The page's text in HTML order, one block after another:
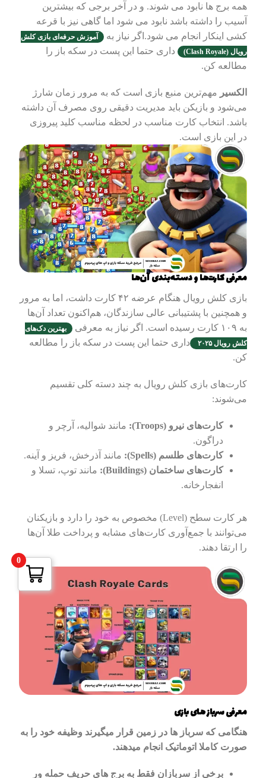
همه برج ها نابود می شوند. و در آخر برجی که بیشترین
آسیب را داشته باشد نابود می شود اما گاهی نیز با قرعه
کشی اینکار انجام می شود.اگر نیاز به
آموزش حرفه‌ای بازی کلش
رویال (Clash Royale)
داری حتما این پست در سکه باز را
مطالعه کن.
الکسیر مهم‌ترین منبع بازی است که به مرور زمان شارژ
می‌شود و بازیکن باید مدیریت دقیقی روی مصرف آن داشته
باشد. انتخاب کارت مناسب در لحظه مناسب کلید پیروزی
در این بازی است.
معرفی کارت‌ها و دسته‌بندی آن‌ها
بازی کلش رویال هنگام عرضه ۴۲ کارت داشت، اما به مرور
و همچنین با پشتیبانی عالی سازندگان، هم‌اکنون تعداد آن‌ها
به ۱۰۹ کارت رسیده است. اگر نیاز به معرفی
بهترین دک‌های
کلش رویال ۲۰۲۵
داری حتما این پست در سکه باز را مطالعه
کن.
کارت‌های بازی کلش رویال به چند دسته کلی تقسیم
می‌شوند:
کارت‌های نیرو (Troops):
مانند شوالیه، آرچر و
دراگون.
کارت‌های طلسم (Spells):
مانند آذرخش، فریز و آینه.
کارت‌های ساختمان (Buildings):
مانند توپ، تسلا و
انفجارخانه.
هر کارت سطح (Level) مخصوص به خود را دارد و بازیکنان
می‌توانند با جمع‌آوری کارت‌های مشابه و پرداخت طلا آن‌ها
را ارتقا دهند.
معرفی سرباز های بازی
هنگامی که سرباز ها در زمین قرار میگیرند وظیفه خود را به
صورت کاملا اتوماتیک انجام میدهند.
برخی از سربازان فقط به برج های حریف حمله ور
0